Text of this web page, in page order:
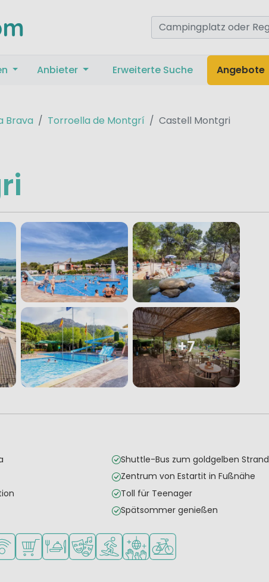
Anbieter Erweiterte Suche Angebote
Brava Torroella de Montgrí Castell Montgri
+7
Shuttle-Bus zum goldgelben Strand
Zentrum von Estartit in Fußnähe
Toll für Teenager
Spätsommer genießen
in der Nähe
verfügbar
Supermarkt/Laden
Restaurant oder Pizzeria
Animationsteam
Wassersportmöglichkeiten
DiskothekFahrradverleih